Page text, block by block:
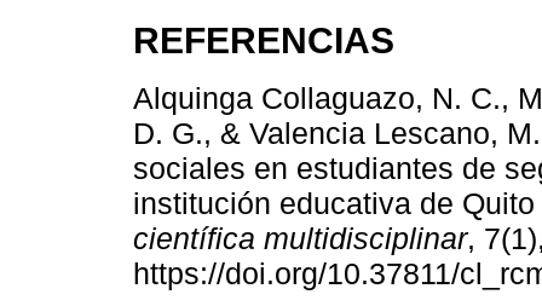
REFERENCIAS
Alquinga Collaguazo, N. C.,
D. G., & Valencia Lescano,
sociales en estudiantes de
institución educativa de
científica multidisciplinar,
https://doi.org/10.37811/